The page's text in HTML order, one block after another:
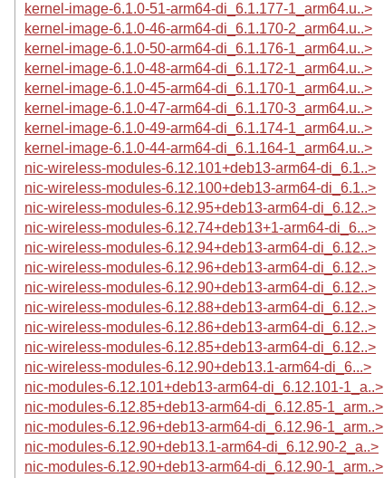
kernel-image-6.1.0-51-arm64-di_6.1.177-1_arm64.u..>
kernel-image-6.1.0-46-arm64-di_6.1.170-2_arm64.u..>
kernel-image-6.1.0-50-arm64-di_6.1.176-1_arm64.u..>
kernel-image-6.1.0-48-arm64-di_6.1.172-1_arm64.u..>
kernel-image-6.1.0-45-arm64-di_6.1.170-1_arm64.u..>
kernel-image-6.1.0-47-arm64-di_6.1.170-3_arm64.u..>
kernel-image-6.1.0-49-arm64-di_6.1.174-1_arm64.u..>
kernel-image-6.1.0-44-arm64-di_6.1.164-1_arm64.u..>
nic-wireless-modules-6.12.101+deb13-arm64-di_6.1..>
nic-wireless-modules-6.12.100+deb13-arm64-di_6.1..>
nic-wireless-modules-6.12.95+deb13-arm64-di_6.12..>
nic-wireless-modules-6.12.74+deb13+1-arm64-di_6...>
nic-wireless-modules-6.12.94+deb13-arm64-di_6.12..>
nic-wireless-modules-6.12.96+deb13-arm64-di_6.12..>
nic-wireless-modules-6.12.90+deb13-arm64-di_6.12..>
nic-wireless-modules-6.12.88+deb13-arm64-di_6.12..>
nic-wireless-modules-6.12.86+deb13-arm64-di_6.12..>
nic-wireless-modules-6.12.85+deb13-arm64-di_6.12..>
nic-wireless-modules-6.12.90+deb13.1-arm64-di_6...>
nic-modules-6.12.101+deb13-arm64-di_6.12.101-1_a..>
nic-modules-6.12.85+deb13-arm64-di_6.12.85-1_arm..>
nic-modules-6.12.96+deb13-arm64-di_6.12.96-1_arm..>
nic-modules-6.12.90+deb13.1-arm64-di_6.12.90-2_a..>
nic-modules-6.12.90+deb13-arm64-di_6.12.90-1_arm..>